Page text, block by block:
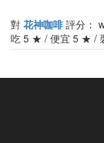
對 花神咖啡評分：
吃 5 ★ / 便宜 5 ★ /